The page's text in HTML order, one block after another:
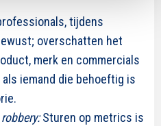
tijdens
overschatten het
merk en commercials
iemand die behoeftig is
Sturen op metrics is